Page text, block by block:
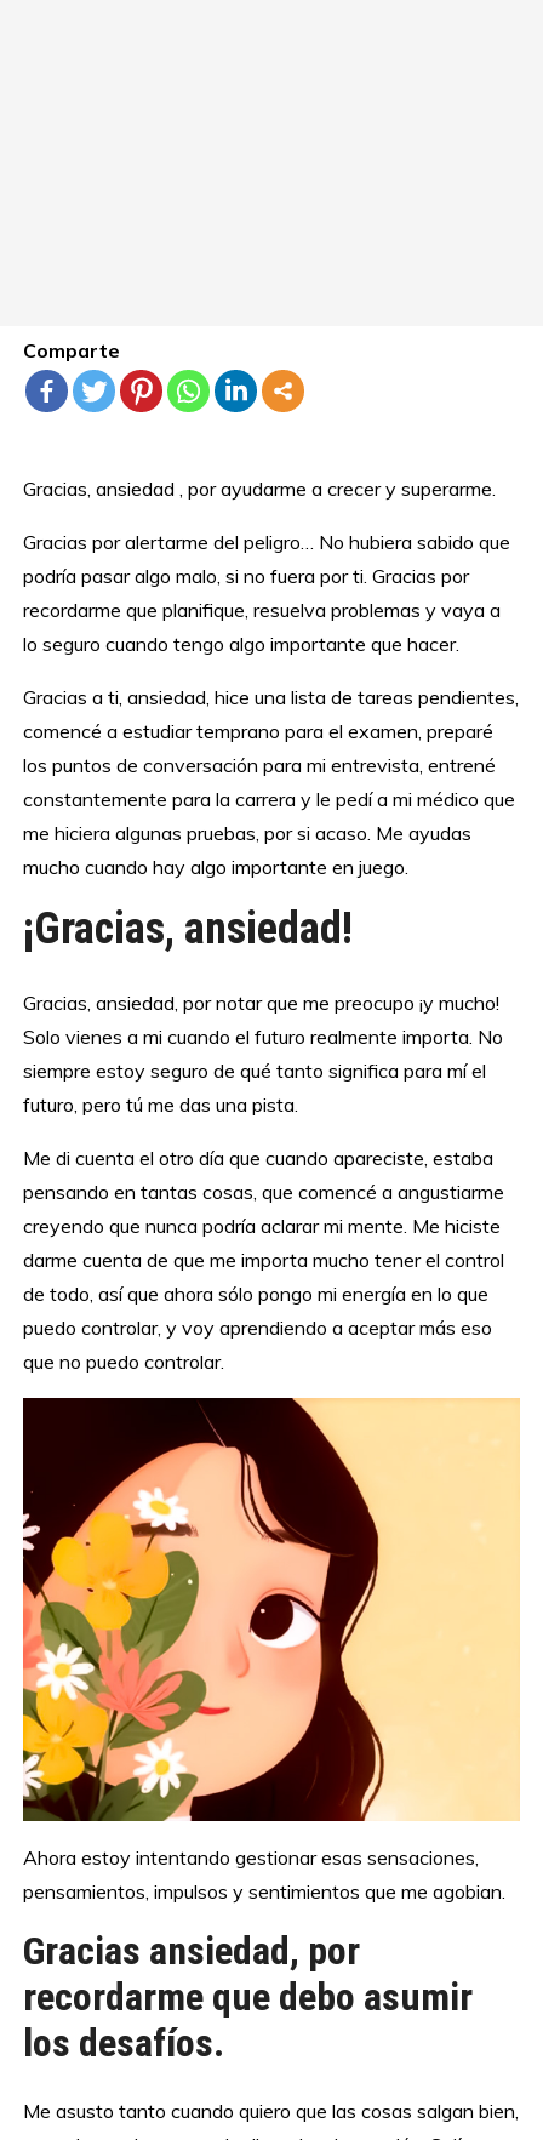
Comparte
Gracias, ansiedad , por ayudarme a crecer y superarme.
Gracias por alertarme del peligro… No hubiera sabido que
podría pasar algo malo, si no fuera por ti. Gracias por
recordarme que planifique, resuelva problemas y vaya a
lo seguro cuando tengo algo importante que hacer.
Gracias a ti, ansiedad, hice una lista de tareas pendientes,
comencé a estudiar temprano para el examen, preparé
los puntos de conversación para mi entrevista, entrené
constantemente para la carrera y le pedí a mi médico que
me hiciera algunas pruebas, por si acaso. Me ayudas
mucho cuando hay algo importante en juego.
¡Gracias, ansiedad!
Gracias, ansiedad, por notar que me preocupo ¡y mucho!
Solo vienes a mi cuando el futuro realmente importa. No
siempre estoy seguro de qué tanto significa para mí el
futuro, pero tú me das una pista.
Me di cuenta el otro día que cuando apareciste, estaba
pensando en tantas cosas, que comencé a angustiarme
creyendo que nunca podría aclarar mi mente. Me hiciste
darme cuenta de que me importa mucho tener el control
de todo, así que ahora sólo pongo mi energía en lo que
puedo controlar, y voy aprendiendo a aceptar más eso
que no puedo controlar.
Ahora estoy intentando gestionar esas sensaciones,
pensamientos, impulsos y sentimientos que me agobian.
Gracias ansiedad, por
recordarme que debo asumir
los desafíos.
Me asusto tanto cuando quiero que las cosas salgan bien,